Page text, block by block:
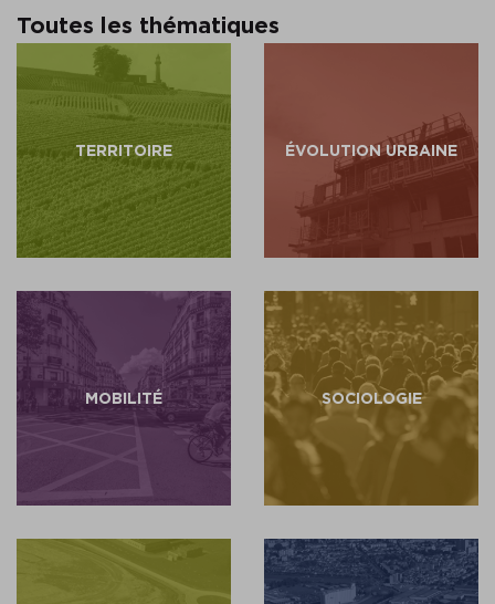
Toutes les thématiques
TERRITOIRE ÉVOLUTION URBAINE
MOBILITÉ SOCIOLOGIE